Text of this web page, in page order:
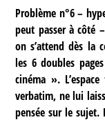
Problème n°6–
peut passer à côté
on s’attend dès la
les 6 doubles
cinéma ».
verbatim, ne lui
pensée sur le sujet.